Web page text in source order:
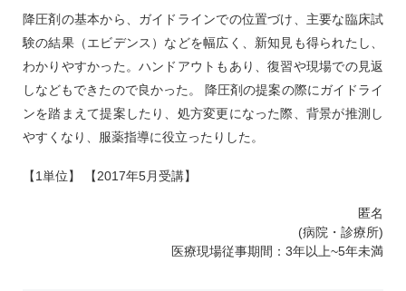
降圧剤の基本から、ガイドラインでの位置づけ、主要な臨床試
験の結果（エビデンス）などを幅広く、新知見も得られたし、
わかりやすかった。ハンドアウトもあり、復習や現場での見返
しなどもできたので良かった。 降圧剤の提案の際にガイドライ
ンを踏まえて提案したり、処方変更になった際、背景が推測し
やすくなり、服薬指導に役立ったりした。
【1単位】 【2017年5月受講】
匿名
(病院・診療所)
医療現場従事期間：3年以上~5年未満